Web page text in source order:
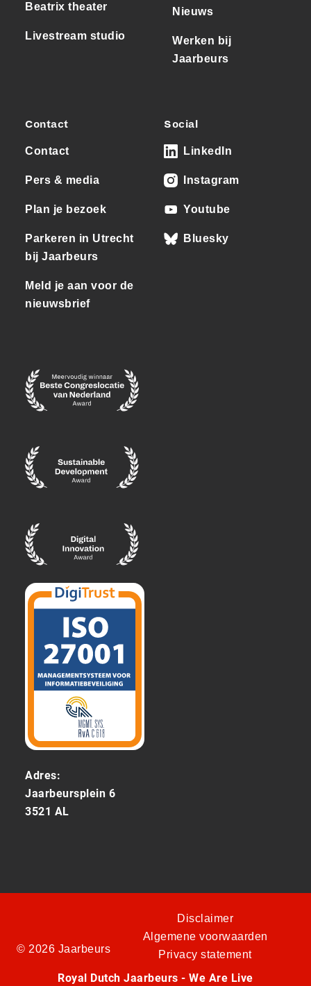
Beatrix theater
Livestream studio
Nieuws
Werken bij
Jaarbeurs
Contact
Contact
Pers & media
Plan je bezoek
Parkeren in Utrecht
bij Jaarbeurs
Meld je aan voor de
nieuwsbrief
Adres:
Jaarbeursplein 6
3521 AL
Social
LinkedIn
Instagram
Youtube
Bluesky
© 2026 Jaarbeurs
Disclaimer
Algemene voorwaarden
Privacy statement
Royal Dutch Jaarbeurs - We Are Live